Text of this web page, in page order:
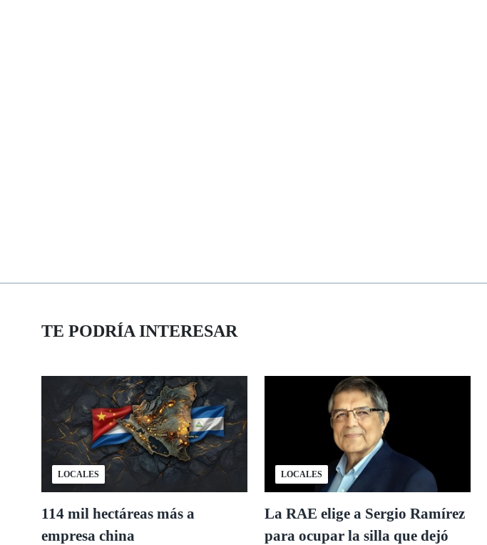
TE PODRÍA INTERESAR
LOCALES
114 mil hectáreas más a
empresa china
LOCALES
La RAE elige a Sergio Ramírez
para ocupar la silla que dejó